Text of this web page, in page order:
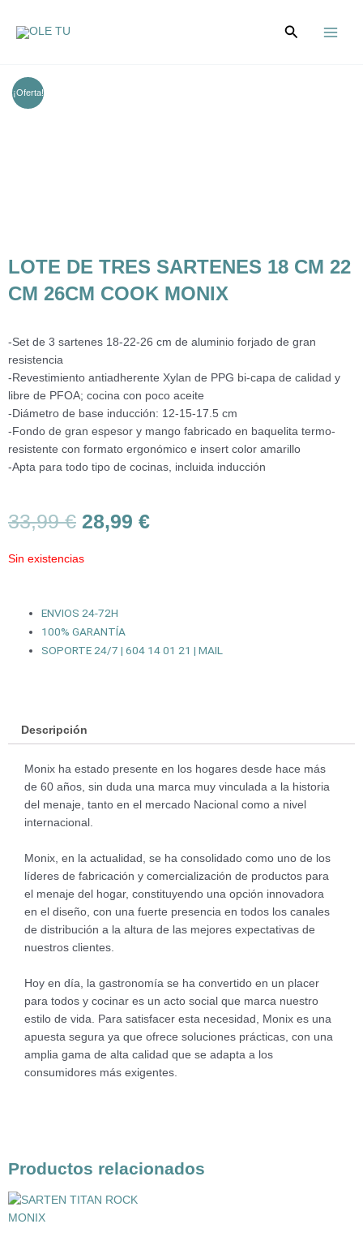
Buscar
Menu
¡Oferta!
LOTE DE TRES SARTENES 18 CM 22
CM 26CM COOK MONIX
-Set de 3 sartenes 18-22-26 cm de aluminio forjado de gran
resistencia
-Revestimiento antiadherente Xylan de PPG bi-capa de calidad y
libre de PFOA; cocina con poco aceite
-Diámetro de base inducción: 12-15-17.5 cm
-Fondo de gran espesor y mango fabricado en baquelita termo-
resistente con formato ergonómico e insert color amarillo
-Apta para todo tipo de cocinas, incluida inducción
33,99€ El
precio
original
28,99 €El
Sin existencias
ENVIOS 24-72H
100% GARANTÍA
SOPORTE 24/7 | 604 14 01 21 | MAIL
Descripción
Monix ha estado presente en los hogares desde hace más
de 60 años, sin duda una marca muy vinculada a la historia
del menaje, tanto en el mercado Nacional como a nivel
internacional.
Monix, en la actualidad, se ha consolidado como uno de los
líderes de fabricación y comercialización de productos para
el menaje del hogar, constituyendo una opción innovadora
en el diseño, con una fuerte presencia en todos los canales
de distribución a la altura de las mejores expectativas de
nuestros clientes.
Hoy en día, la gastronomía se ha convertido en un placer
para todos y cocinar es un acto social que marca nuestro
estilo de vida. Para satisfacer esta necesidad, Monix es una
apuesta segura ya que ofrece soluciones prácticas, con una
amplia gama de alta calidad que se adapta a los
consumidores más exigentes.
Productos relacionados
Rango